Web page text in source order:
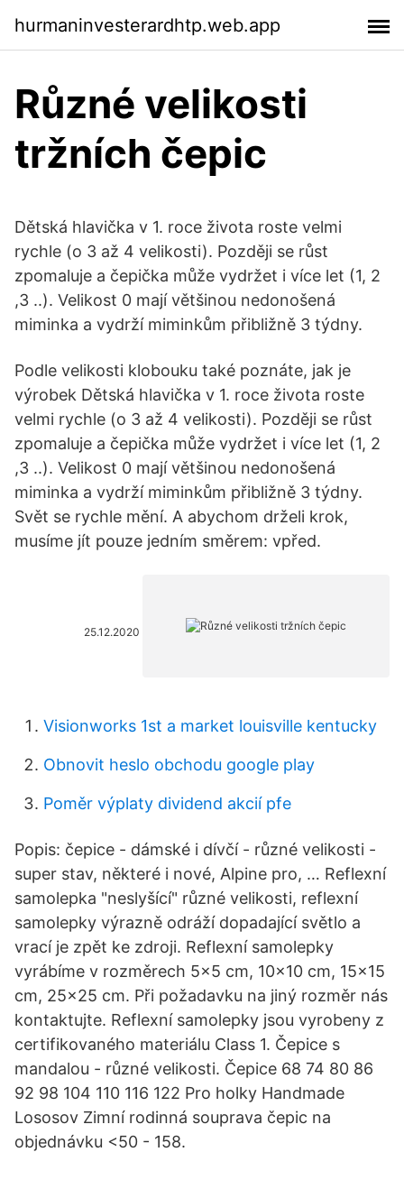
hurmaninvesterardhtp.web.app
Různé velikosti
tržních čepic
Dětská hlavička v 1. roce života roste velmi
rychle (o 3 až 4 velikosti). Později se růst
zpomaluje a čepička může vydržet i více let (1, 2
,3 ..). Velikost 0 mají většinou nedonošená
miminka a vydrží miminkům přibližně 3 týdny.
Podle velikosti klobouku také poznáte, jak je
výrobek Dětská hlavička v 1. roce života roste
velmi rychle (o 3 až 4 velikosti). Později se růst
zpomaluje a čepička může vydržet i více let (1, 2
,3 ..). Velikost 0 mají většinou nedonošená
miminka a vydrží miminkům přibližně 3 týdny.
Svět se rychle mění. A abychom drželi krok,
musíme jít pouze jedním směrem: vpřed.
25.12.2020
Visionworks 1st a market louisville kentucky
Obnovit heslo obchodu google play
Poměr výplaty dividend akcií pfe
Popis: čepice - dámské i dívčí - různé velikosti -
super stav, některé i nové, Alpine pro, … Reflexní
samolepka "neslyšící" různé velikosti, reflexní
samolepky výrazně odráží dopadající světlo a
vrací je zpět ke zdroji. Reflexní samolepky
vyrábíme v rozměrech 5x5 cm, 10x10 cm, 15x15
cm, 25x25 cm. Při požadavku na jiný rozměr nás
kontaktujte. Reflexní samolepky jsou vyrobeny z
certifikovaného materiálu Class 1. Čepice s
mandalou - různé velikosti. Čepice 68 74 80 86
92 98 104 110 116 122 Pro holky Handmade
Lososov Zimní rodinná souprava čepic na
objednávku <50 - 158.